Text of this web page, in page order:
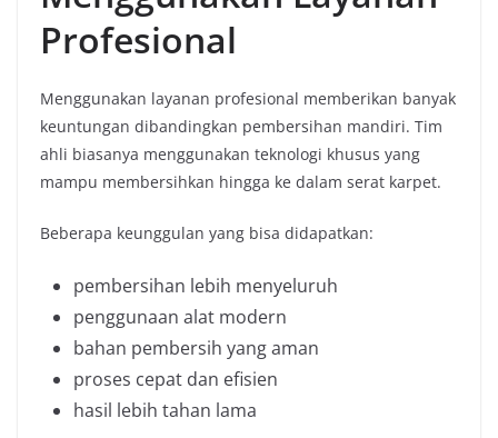
Profesional
Menggunakan layanan profesional memberikan banyak
keuntungan dibandingkan pembersihan mandiri. Tim
ahli biasanya menggunakan teknologi khusus yang
mampu membersihkan hingga ke dalam serat karpet.
Beberapa keunggulan yang bisa didapatkan:
pembersihan lebih menyeluruh
penggunaan alat modern
bahan pembersih yang aman
proses cepat dan efisien
hasil lebih tahan lama